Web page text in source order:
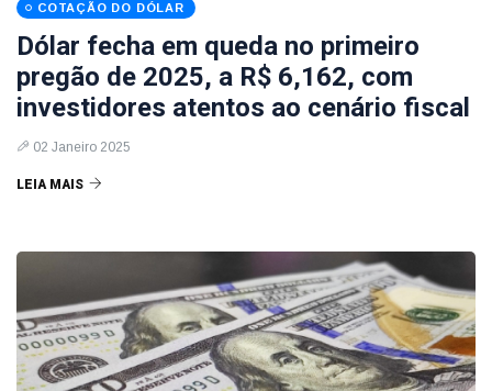
COTAÇÃO DO DÓLAR
Dólar fecha em queda no primeiro
pregão de 2025, a R$ 6,162, com
investidores atentos ao cenário fiscal
02 Janeiro 2025
LEIA MAIS